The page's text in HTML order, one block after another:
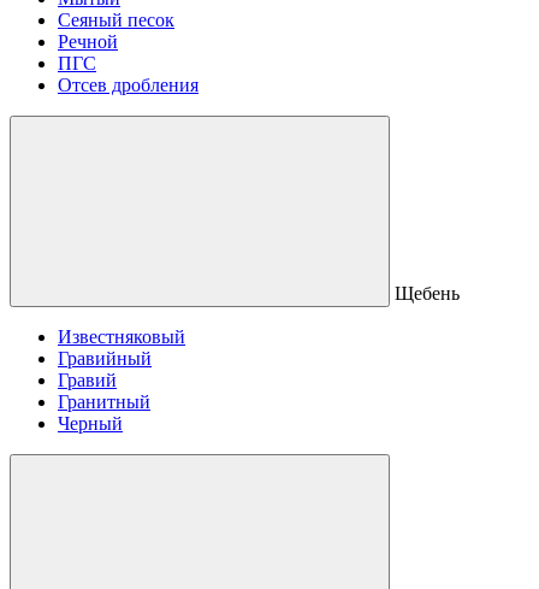
Сеяный песок
Речной
ПГС
Отсев дробления
Щебень
Известняковый
Гравийный
Гравий
Гранитный
Черный